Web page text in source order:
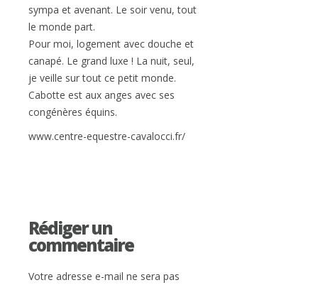
sympa et avenant. Le soir venu, tout
le monde part.
Pour moi, logement avec douche et
canapé. Le grand luxe ! La nuit, seul,
je veille sur tout ce petit monde.
Cabotte est aux anges avec ses
congénères équins.
www.centre-equestre-cavalocci.fr/
Rédiger un
commentaire
Votre adresse e-mail ne sera pas